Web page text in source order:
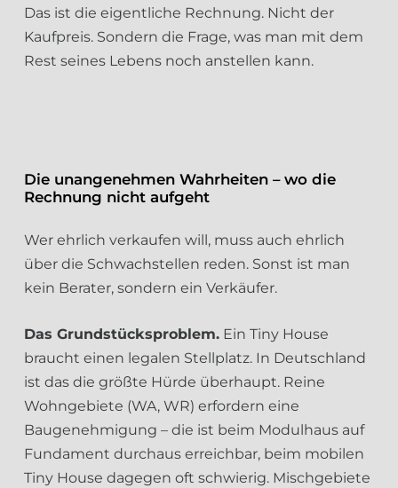
Das ist die eigentliche Rechnung. Nicht der
Kaufpreis. Sondern die Frage, was man mit dem
Rest seines Lebens noch anstellen kann.
Die unangenehmen Wahrheiten – wo die
Rechnung nicht aufgeht
Wer ehrlich verkaufen will, muss auch ehrlich
über die Schwachstellen reden. Sonst ist man
kein Berater, sondern ein Verkäufer.
Das Grundstücksproblem. Ein Tiny House
braucht einen legalen Stellplatz. In Deutschland
ist das die größte Hürde überhaupt. Reine
Wohngebiete (WA, WR) erfordern eine
Baugenehmigung – die ist beim Modulhaus auf
Fundament durchaus erreichbar, beim mobilen
Tiny House dagegen oft schwierig. Mischgebiete